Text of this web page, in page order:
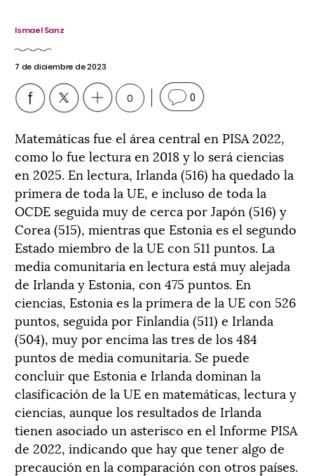
Ismael Sanz
7 de diciembre de 2023
0 0
Matemáticas fue el área central en PISA 2022,
como lo fue lectura en 2018 y lo será ciencias
en 2025. En lectura, Irlanda (516) ha quedado la
primera de toda la UE, e incluso de toda la
OCDE seguida muy de cerca por Japón (516) y
Corea (515), mientras que Estonia es el segundo
Estado miembro de la UE con 511 puntos. La
media comunitaria en lectura está muy alejada
de Irlanda y Estonia, con 475 puntos. En
ciencias, Estonia es la primera de la UE con 526
puntos, seguida por Finlandia (511) e Irlanda
(504), muy por encima las tres de los 484
puntos de media comunitaria. Se puede
concluir que Estonia e Irlanda dominan la
clasificación de la UE en matemáticas, lectura y
ciencias, aunque los resultados de Irlanda
tienen asociado un asterisco en el Informe PISA
de 2022, indicando que hay que tener algo de
precaución en la comparación con otros países.